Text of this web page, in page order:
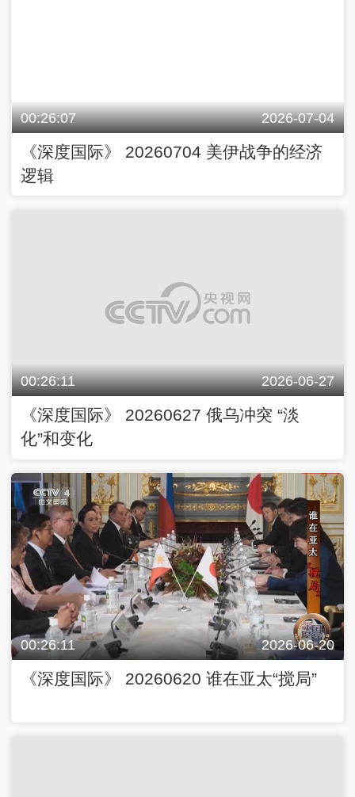
00:26:07 2026-07-04
《深度国际》 20260704 美伊战争的经济
逻辑
00:26:11 2026-06-27
《深度国际》 20260627 俄乌冲突 “淡
化”和变化
00:26:11 2026-06-20
《深度国际》 20260620 谁在亚太“搅局”